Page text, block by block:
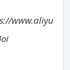
www.aliyu